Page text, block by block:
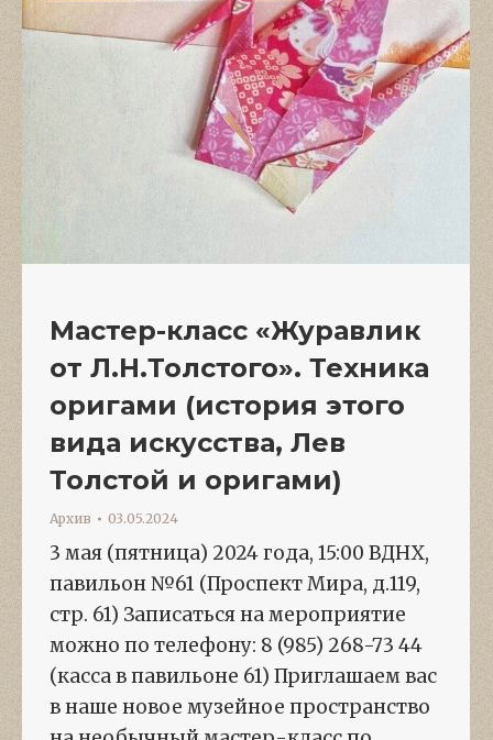
Мастер-класс «Журавлик
от Л.Н.Толстого». Техника
оригами (история этого
вида искусства, Лев
Толстой и оригами)
Архив 03.05.2024
3 мая (пятница) 2024 года, 15:00 ВДНХ,
павильон №61 (Проспект Мира, д.119,
стр. 61) Записаться на мероприятие
можно по телефону: 8 (985) 268-73 44
(касса в павильоне 61) Приглашаем вас
в наше новое музейное пространство